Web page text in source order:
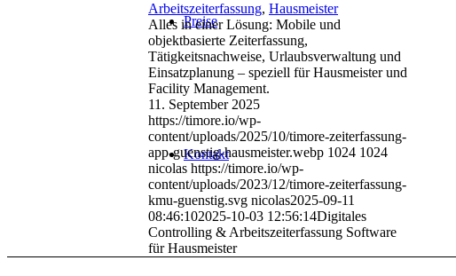
Preise
Kontakt
Arbeitszeiterfassung, Hausmeister
Alles in einer Lösung: Mobile und
objektbasierte Zeiterfassung,
Tätigkeitsnachweise, Urlaubsverwaltung und
Einsatzplanung – speziell für Hausmeister und
Facility Management.
11. September 2025
https://timore.io/wp-
content/uploads/2025/10/timore-zeiterfassung-
app-guenstig-hausmeister.webp 1024 1024
nicolas https://timore.io/wp-
content/uploads/2023/12/timore-zeiterfassung-
kmu-guenstig.svg nicolas2025-09-11
08:46:102025-10-03 12:56:14Digitales
Controlling & Arbeitszeiterfassung Software
für Hausmeister